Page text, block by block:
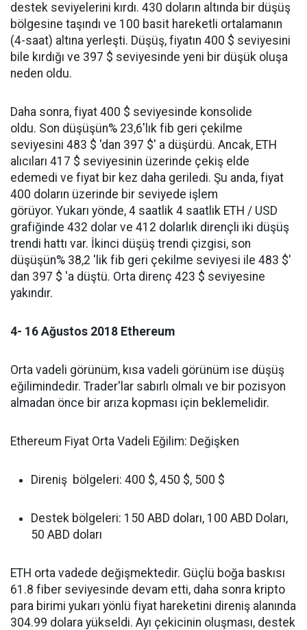
destek seviyelerini kırdı. 430 doların altında bir düşüş
bölgesine taşındı ve 100 basit hareketli ortalamanın
(4-saat) altına yerleşti. Düşüş, fiyatın 400 $ seviyesini
bile kırdığı ve 397 $ seviyesinde yeni bir düşük oluşa
neden oldu.
Daha sonra, fiyat 400 $ seviyesinde konsolide
oldu. Son düşüşün% 23,6'lık fib geri çekilme
seviyesini 483 $ 'dan 397 $' a düşürdü. Ancak, ETH
alıcıları 417 $ seviyesinin üzerinde çekiş elde
edemedi ve fiyat bir kez daha geriledi. Şu anda, fiyat
400 doların üzerinde bir seviyede işlem
görüyor. Yukarı yönde, 4 saatlik 4 saatlik ETH / USD
grafiğinde 432 dolar ve 412 dolarlık dirençli iki düşüş
trendi hattı var. İkinci düşüş trendi çizgisi, son
düşüşün% 38,2 'lik fib geri çekilme seviyesi ile 483 $'
dan 397 $ 'a düştü. Orta direnç 423 $ seviyesine
yakındır.
4- 16 Ağustos 2018 Ethereum
Orta vadeli görünüm, kısa vadeli görünüm ise düşüş
eğilimindedir. Trader'lar sabırlı olmalı ve bir pozisyon
almadan önce bir arıza kopması için beklemelidir.
Ethereum Fiyat Orta Vadeli Eğilim: Değişken
Direniş bölgeleri: 400 $, 450 $, 500 $
Destek bölgeleri: 150 ABD doları, 100 ABD Doları,
50 ABD doları
ETH orta vadede değişmektedir. Güçlü boğa baskısı
61.8 fiber seviyesinde devam etti, daha sonra kripto
para birimi yukarı yönlü fiyat hareketini direniş alanında
304.99 dolara yükseldi. Ayı çekicinin oluşması, destek